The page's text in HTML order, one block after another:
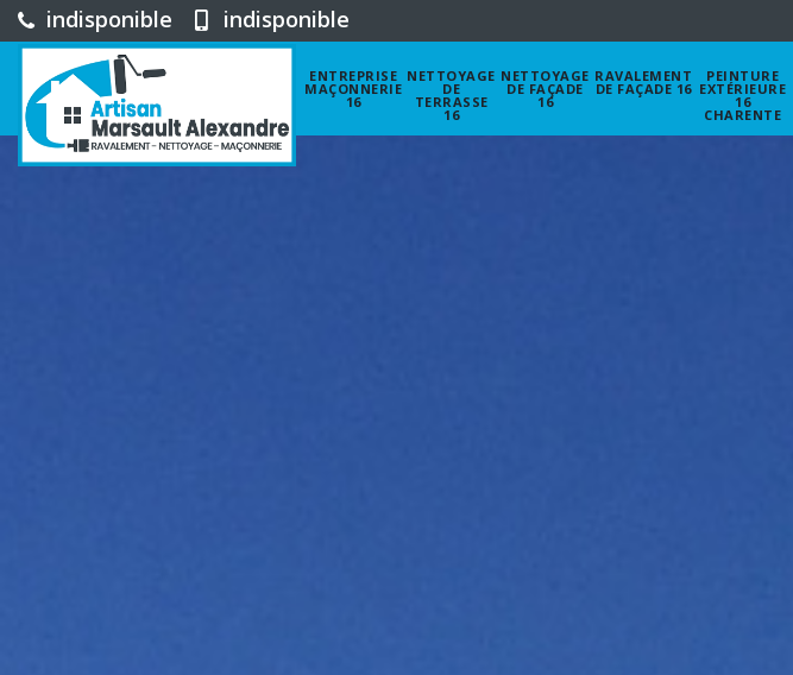
indisponible indisponible
ENTREPRISE
MAÇONNERIE
16
NETTOYAGE
DE
TERRASSE
16
NETTOYAGE
DE FAÇADE
16
RAVALEMENT
DE FAÇADE 16
PEINTURE
EXTÉRIEURE
16
CHARENTE